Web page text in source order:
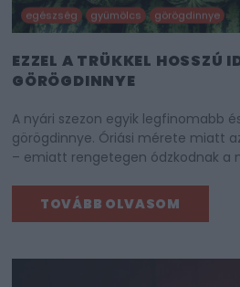
egészség gyümölcs görögdinnye
EZZEL A TRÜKKEL HOSSZÚ
GÖRÖGDINNYE
A nyári szezon egyik legfinomabb
görögdinnye. Óriási mérete miatt
– emiatt rengetegen ódzkodnak a
TOVÁBB OLVASOM